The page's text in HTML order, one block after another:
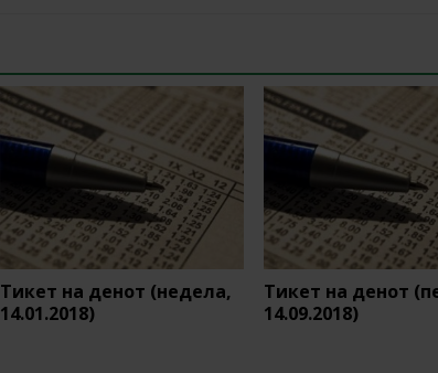
Тикет на денот (недела,
14.01.2018)
Тикет на денот
14.09.2018)